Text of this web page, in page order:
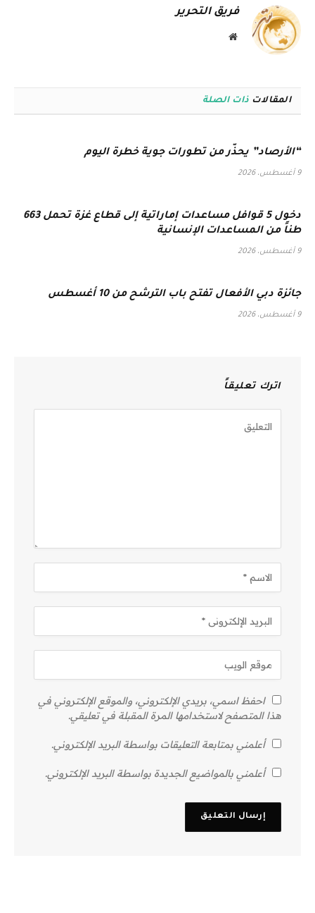
فريق التحرير
موقع
المقالات ذات الصلة
“الأرصاد” يحذّر من تطورات جوية خطرة اليوم
9 أغسطس، 2026
دخول 5 قوافل مساعدات إماراتية إلى قطاع غزة تحمل 663
طناً من المساعدات الإنسانية
9 أغسطس، 2026
جائزة دبي الأفعال تفتح باب الترشح من 10 أغسطس
9 أغسطس، 2026
اترك تعليقاً
احفظ اسمي، بريدي الإلكتروني، والموقع الإلكتروني في
هذا المتصفح لاستخدامها المرة المقبلة في تعليقي.
أعلمني بمتابعة التعليقات بواسطة البريد الإلكتروني.
أعلمني بالمواضيع الجديدة بواسطة البريد الإلكتروني.